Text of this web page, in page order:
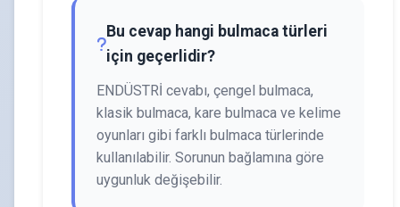
Bu cevap hangi bulmaca türleri
için geçerlidir?
ENDÜSTRİ cevabı, çengel bulmaca,
klasik bulmaca, kare bulmaca ve kelime
oyunları gibi farklı bulmaca türlerinde
kullanılabilir. Sorunun bağlamına göre
uygunluk değişebilir.